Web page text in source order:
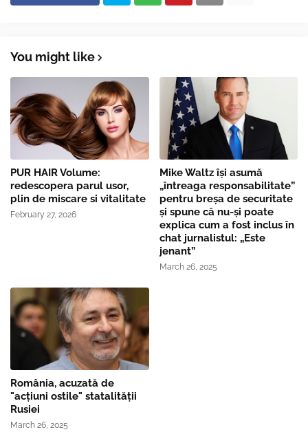
You might like
PUR HAIR Volume:
redescopera parul usor,
plin de miscare si vitalitate
February 27, 2026
Mike Waltz îşi asumă
„întreaga responsabilitate”
pentru breşa de securitate
și spune că nu-și poate
explica cum a fost inclus în
chat jurnalistul: „Este
jenant”
March 26, 2025
România, acuzată de
"acțiuni ostile" statalității
Rusiei
March 26, 2025